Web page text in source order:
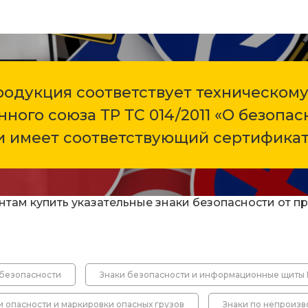
Переносные
Сигнальные
Вехи,
соответствует
союза ТР ТС 014/2011 «О
имеет соответствующий
купить указательные знаки безопасности от
Знаки безопасности и информационные
опасности и маркировки опасных грузов Знаки по
Выбрать
Саратов